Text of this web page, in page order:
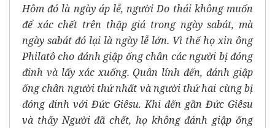
Hôm đó là ngày áp lễ, người Do thái không muốn
để xác chết trên thập giá trong ngày sabát, mà
ngày sabát đó lại là ngày lễ lớn. Vì thế họ xin ông
Philatô cho đánh giập ống chân các người bị đóng
đinh và lấy xác xuống. Quân lính đến, đánh giập
ống chân người thứ nhất và người thứ hai cùng bị
đóng đinh với Đức Giêsu. Khi đến gần Đức Giêsu
và thấy Người đã chết, họ không đánh giập ống